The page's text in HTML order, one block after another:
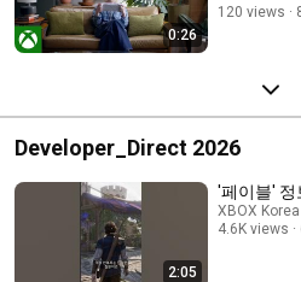
0:26
120 views
Developer_Direct 2026
2:05
'페이블' 정
XBOX Korea
4.6K views